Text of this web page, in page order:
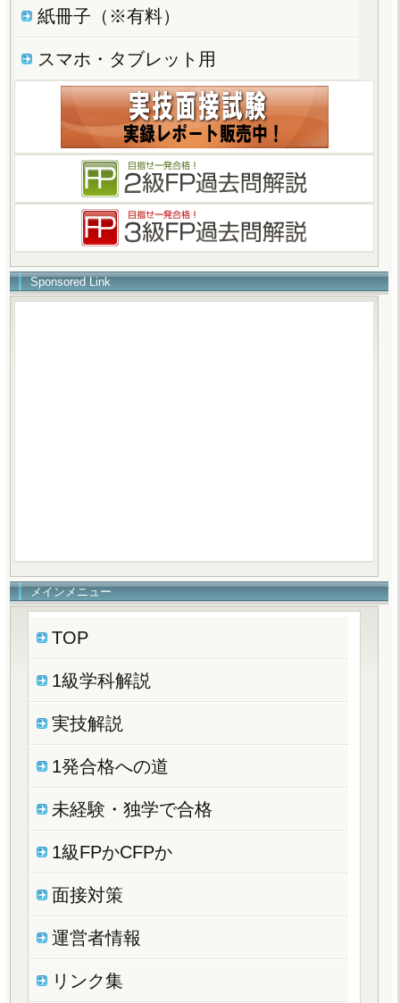
紙冊子（※有料）
スマホ・タブレット用
Sponsored Link
メインメニュー
TOP
1級学科解説
実技解説
1発合格への道
未経験・独学で合格
1級FPかCFPか
面接対策
運営者情報
リンク集